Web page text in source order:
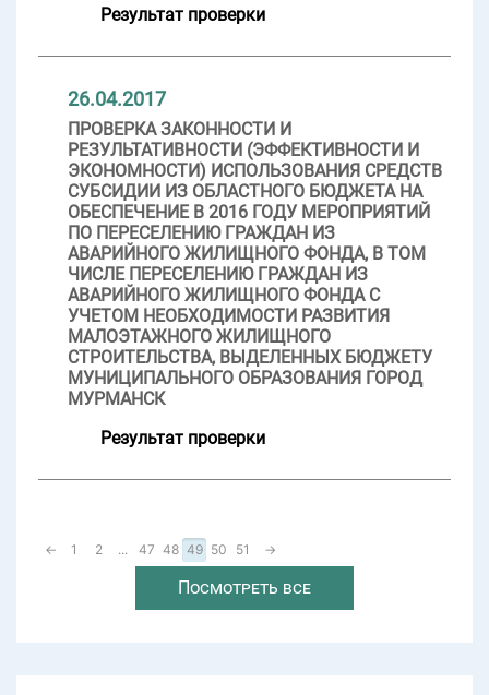
Результат проверки
26.04.2017
ПРОВЕРКА ЗАКОННОСТИ И
РЕЗУЛЬТАТИВНОСТИ (ЭФФЕКТИВНОСТИ И
ЭКОНОМНОСТИ) ИСПОЛЬЗОВАНИЯ СРЕДСТВ
СУБСИДИИ ИЗ ОБЛАСТНОГО БЮДЖЕТА НА
ОБЕСПЕЧЕНИЕ В 2016 ГОДУ МЕРОПРИЯТИЙ
ПО ПЕРЕСЕЛЕНИЮ ГРАЖДАН ИЗ
АВАРИЙНОГО ЖИЛИЩНОГО ФОНДА, В ТОМ
ЧИСЛЕ ПЕРЕСЕЛЕНИЮ ГРАЖДАН ИЗ
АВАРИЙНОГО ЖИЛИЩНОГО ФОНДА С
УЧЕТОМ НЕОБХОДИМОСТИ РАЗВИТИЯ
МАЛОЭТАЖНОГО ЖИЛИЩНОГО
СТРОИТЕЛЬСТВА, ВЫДЕЛЕННЫХ БЮДЖЕТУ
МУНИЦИПАЛЬНОГО ОБРАЗОВАНИЯ ГОРОД
МУРМАНСК
Результат проверки
← 1 2 ... 47 48 49 50 51 →
Посмотреть все